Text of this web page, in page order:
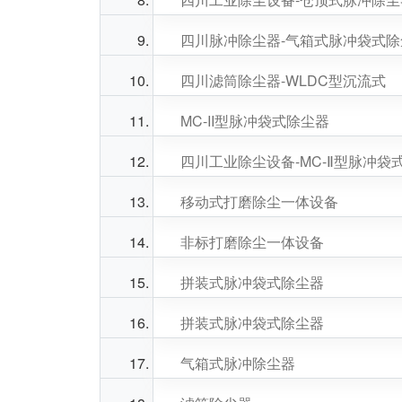
四川脉冲除尘器-气箱式脉冲袋式
四川滤筒除尘器-WLDC型沉流式
MC-II型脉冲袋式除尘器
四川工业除尘设备-MC-Ⅱ型脉冲袋
移动式打磨除尘一体设备
非标打磨除尘一体设备
拼装式脉冲袋式除尘器
拼装式脉冲袋式除尘器
气箱式脉冲除尘器